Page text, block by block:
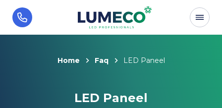
Home Faq LED Paneel
LED Paneel